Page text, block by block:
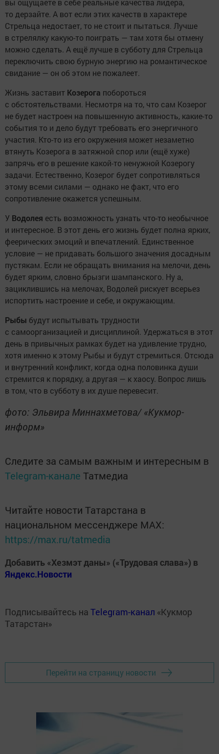
вы ощущаете в себе реальные качества лидера,
то дерзайте. А вот если этих качеств в характере
Стрельца недостает, то не стоит и пытаться. Лучше
в стрелялку какую-то поиграть — там хотя бы отмену
можно сделать. А ещё лучше в субботу для Стрельца
переключить свою бурную энергию на романтическое
свидание — он об этом не пожалеет.
Жизнь заставит Козерога побороться
с обстоятельствами. Несмотря на то, что сам Козерог
не будет настроен на повышенную активность, какие-то
события то и дело будут требовать его энергичного
участия. Кто-то из его окружения может незаметно
втянуть Козерога в затяжной спор или (ещё хуже)
запрячь его в решение какой-то ненужной Козерогу
задачи. Естественно, Козерог будет сопротивляться
этому всеми силами — однако не факт, что его
сопротивление окажется успешным.
У Водолея есть возможность узнать что-то необычное
и интересное. В этот день его жизнь будет полна ярких,
феерических эмоций и впечатлений. Единственное
условие — не придавать большого значения досадным
пустякам. Если не обращать внимания на мелочи, день
будет ярким, словно брызги шампанского. Ну а,
зациклившись на мелочах, Водолей рискует всерьез
испортить настроение и себе, и окружающим.
Рыбы будут испытывать трудности
с самоорганизацией и дисциплиной. Удержаться в этот
день в привычных рамках будет на удивление трудно,
хотя именно к этому Рыбы и будут стремиться. Отсюда
и внутренний конфликт, когда одна половинка души
стремится к порядку, а другая — к хаосу. Вопрос лишь
в том, что в субботу в их душе перевесит.
фото: Эльвира Миннахметова/ «Кукмор-
информ»
Следите за самым важным и интересным в
Telegram-канале Татмедиа
Читайте новости Татарстана в
национальном мессенджере MАХ:
https://max.ru/tatmedia
Добавить «Хезмэт даны» («Трудовая слава») в
Яндекс.Новости
Подписывайтесь на Telegram-канал «Кукмор
Татарстан»
Перейти на страницу новости